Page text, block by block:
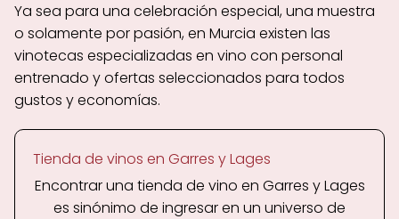
Ya sea para una celebración especial, una muestra
o solamente por pasión, en Murcia existen las
vinotecas especializadas en vino con personal
entrenado y ofertas seleccionados para todos
gustos y economías.
Tienda de vinos en Garres y Lages
Encontrar una tienda de vino en Garres y Lages
es sinónimo de ingresar en un universo de